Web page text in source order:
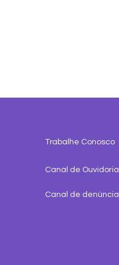
da Rede Mesh
Trabalhe Conosco
Canal de Ouvidoria
Canal de denúncia